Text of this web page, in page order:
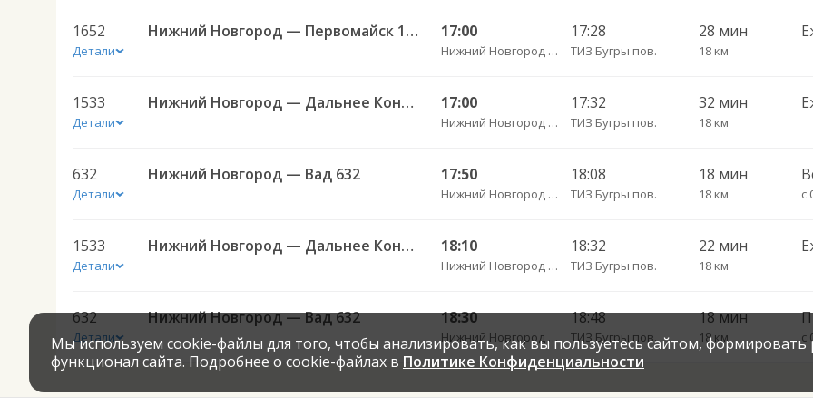
1652
Детали
Нижний Новгород — Первомайск 1652 17:00
Нижний Новгород Щербинки
17:28
ТИЗ Бугры пов.
28 мин
18 км
1533
Детали
Нижний Новгород — Дальнее Константиново 1533 17:00
Нижний Новгород Щербинки
17:32
ТИЗ Бугры пов.
32 мин
18 км
632
Детали
Нижний Новгород — Вад 632 17:50
Нижний Новгород Щербинки
18:08
ТИЗ Бугры пов.
18 мин
18 км с
1533
Детали
Нижний Новгород — Дальнее Константиново 1533 18:10
Нижний Новгород Щербинки
18:32
ТИЗ Бугры пов.
22 мин
18 км
632
Детали
Нижний Новгород — Вад 632 18:30
Нижний Новгород Щербинки
18:48
ТИЗ Бугры пов.
18 мин
18 км с
Мы используем cookie-файлы для того, чтобы анализировать, как вы пользуетесь сайтом,
функционал сайта. Подробнее о cookie-файлах в Политике Конфиденциальности